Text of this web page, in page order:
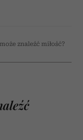
znaleźć miłość?